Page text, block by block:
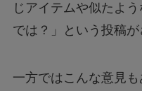
じアイテムや似たよ
では？」という投稿が
一方ではこんな意見も